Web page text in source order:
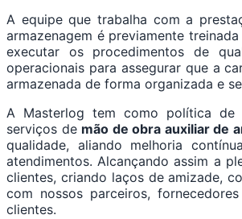
A equipe que trabalha com a
armazenagem é previamente
executar os procedimentos de
operacionais para assegurar que a
armazenada de forma organizada e
A Masterlog tem como política de
serviços de mão de obra auxiliar de
qualidade, aliando melhoria
atendimentos. Alcançando assim a
clientes, criando laços de amizade,
com nossos parceiros,
clientes.